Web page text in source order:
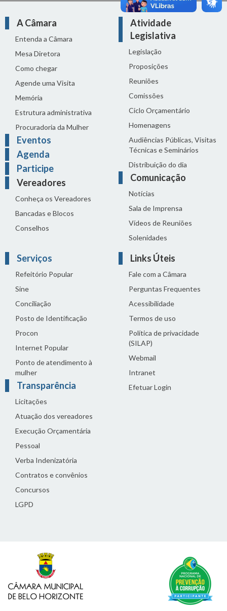
A Câmara
Entenda a Câmara
Mesa Diretora
Como chegar
Agende uma Visita
Memória
Estrutura administrativa
Procuradoria da Mulher
Eventos
Agenda
Participe
Vereadores
Conheça os Vereadores
Bancadas e Blocos
Conselhos
Atividade
Legislativa
Legislação
Proposições
Reuniões
Comissões
Ciclo Orçamentário
Homenagens
Audiências Públicas, Visitas
Técnicas e Seminários
Distribuição do dia
Comunicação
Notícias
Sala de Imprensa
Vídeos de Reuniões
Solenidades
Serviços
Refeitório Popular
Sine
Conciliação
Posto de Identificação
Procon
Internet Popular
Ponto de atendimento à
mulher
Transparência
Licitações
Atuação dos vereadores
Execução Orçamentária
Pessoal
Verba Indenizatória
Contratos e convênios
Concursos
LGPD
Links Úteis
Fale com a Câmara
Perguntas Frequentes
Acessibilidade
Termos de uso
Política de privacidade
(SILAP)
Webmail
Intranet
Efetuar Login